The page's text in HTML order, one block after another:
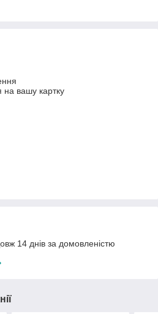
на вашу картку
14 днів за домовленістю